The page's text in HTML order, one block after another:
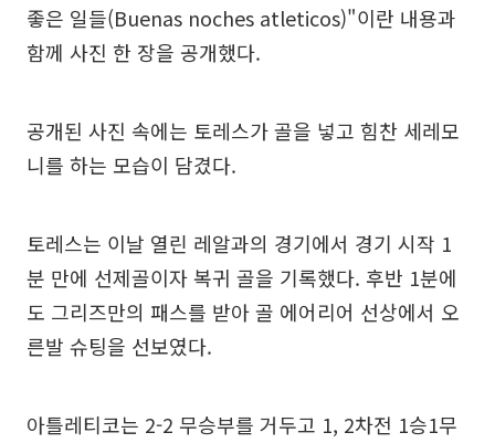
좋은 일들(Buenas noches atleticos)"이란 내용과
함께 사진 한 장을 공개했다.
공개된 사진 속에는 토레스가 골을 넣고 힘찬 세레모
니를 하는 모습이 담겼다.
토레스는 이날 열린 레알과의 경기에서 경기 시작 1
분 만에 선제골이자 복귀 골을 기록했다. 후반 1분에
도 그리즈만의 패스를 받아 골 에어리어 선상에서 오
른발 슈팅을 선보였다.
아틀레티코는 2-2 무승부를 거두고 1, 2차전 1승1무